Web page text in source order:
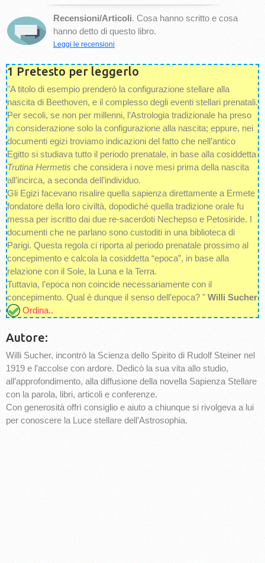
Recensioni/Articoli. Cosa hanno scritto e cosa
hanno detto di questo libro.
Leggi le recensioni
1 Pretesto per leggerlo
"A titolo di esempio prenderò la configurazione stellare alla
nascita di Beethoven, e il complesso degli eventi stellari prenatali.
Per secoli, se non per millenni, l’Astrologia tradizionale ha preso
in considerazione solo la configurazione alla nascita; eppure, nei
documenti egizi troviamo indicazioni del fatto che nell’antico
Egitto si studiava tutto il periodo prenatale, in base alla cosiddetta
Trutina Hermetis che considera i nove mesi prima della nascita
all’incirca, a seconda dell’individuo.
Gli Egizi facevano risalire quella sapienza direttamente a Ermete
fondatore della loro civiltà, dopodiché quella tradizione orale fu
messa per iscritto dai due re-sacerdoti Nechepso e Petosiride. I
documenti che ne parlano sono custoditi in una biblioteca di
Parigi. Questa regola ci riporta al periodo prenatale prossimo al
concepimento e calcola la cosiddetta “epoca”, in base alla
relazione con il Sole, la Luna e la Terra.
Tuttavia, l’epoca non coincide necessariamente con il
concepimento. Qual è dunque il senso dell’epoca? " Willi Sucher
Ordina..
Autore:
Willi Sucher, incontrò la Scienza dello Spirito di Rudolf Steiner nel
1919 e l’accolse con ardore. Dedicò la sua vita allo studio,
all’approfondimento, alla diffusione della novella Sapienza Stellare
con la parola, libri, articoli e conferenze.
Con generosità offrì consiglio e aiuto a chiunque si rivolgeva a lui
per conoscere la Luce stellare dell’Astrosophia.